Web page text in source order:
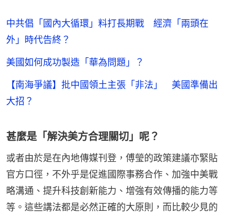
中共倡「國內大循環」料打長期戰 經濟「兩頭在
外」時代告終？
美國如何成功製造「華為問題」？
【南海爭議】批中國領土主張「非法」 美國準備出
大招？
甚麼是「解決美方合理關切」呢？
或者由於是在內地傳媒刊登，傅瑩的政策建議亦緊貼
官方口徑，不外乎是促進國際事務合作、加強中美戰
略溝通、提升科技創新能力、增強有效傳播的能力等
等。這些講法都是必然正確的大原則，而比較少見的